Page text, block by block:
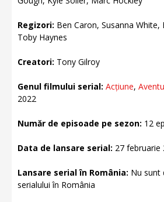
Regizori: Ben Caron, Susanna White,
Toby Haynes
Creatori: Tony Gilroy
Genul filmului serial: Acțiune,
2022
Număr de episoade pe sezon: 12
Data de lansare serial: 27 februarie
Lansare serial în România: Nu sunt
serialului în România